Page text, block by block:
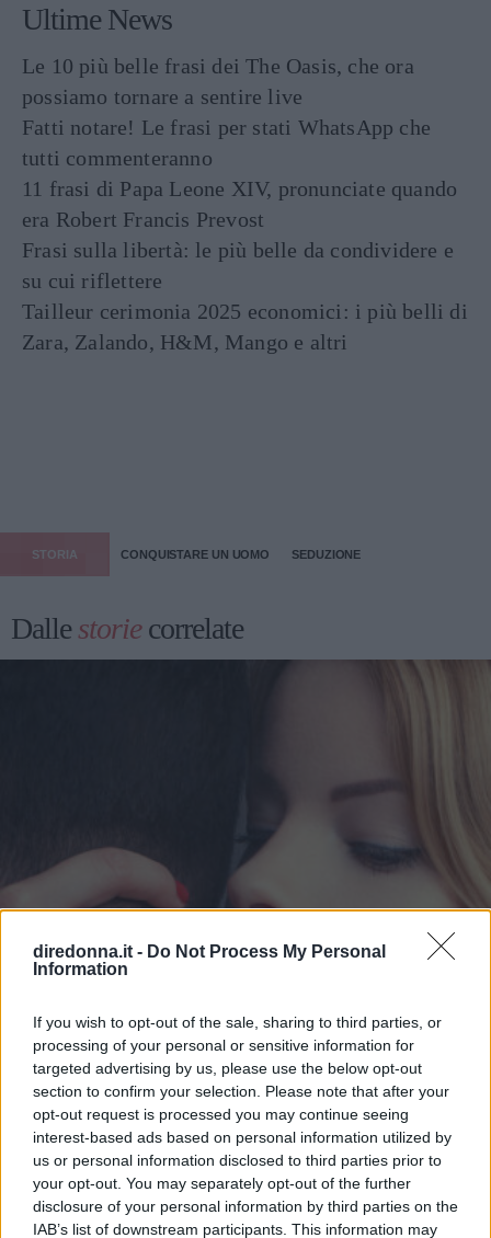
diredonna.it - Do Not Process My Personal
Information
If you wish to opt-out of the sale, sharing to third parties, or
processing of your personal or sensitive information for
targeted advertising by us, please use the below opt-out
section to confirm your selection. Please note that after your
opt-out request is processed you may continue seeing
interest-based ads based on personal information utilized by
us or personal information disclosed to third parties prior to
your opt-out. You may separately opt-out of the further
disclosure of your personal information by third parties on the
IAB’s list of downstream participants. This information may
Ultime News
Le 10 più belle frasi dei The Oasis, che ora
possiamo tornare a sentire live
Fatti notare! Le frasi per stati WhatsApp che
tutti commenteranno
11 frasi di Papa Leone XIV, pronunciate quando
era Robert Francis Prevost
Frasi sulla libertà: le più belle da condividere e
su cui riflettere
Tailleur cerimonia 2025 economici: i più belli di
Zara, Zalando, H&M, Mango e altri
STORIA CONQUISTARE UN UOMO SEDUZIONE
Dallestoriecorrelate
RELAZIONI
10 Frasi per Sedurre un Uomo e